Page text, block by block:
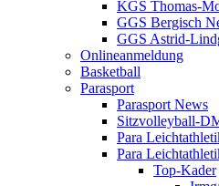
KGS Thomas-
GGS Bergisch
GGS Astrid-
Onlineanmeldung
Basketball
Parasport
Parasport News
Sitzvolleyball-
Para
Para
Top-Kader